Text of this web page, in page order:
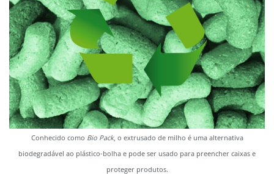
Conhecido como Bio Pack, o extrusado de milho é uma alternativa
biodegradável ao plástico-bolha e pode ser usado para preencher caixas e
proteger produtos.